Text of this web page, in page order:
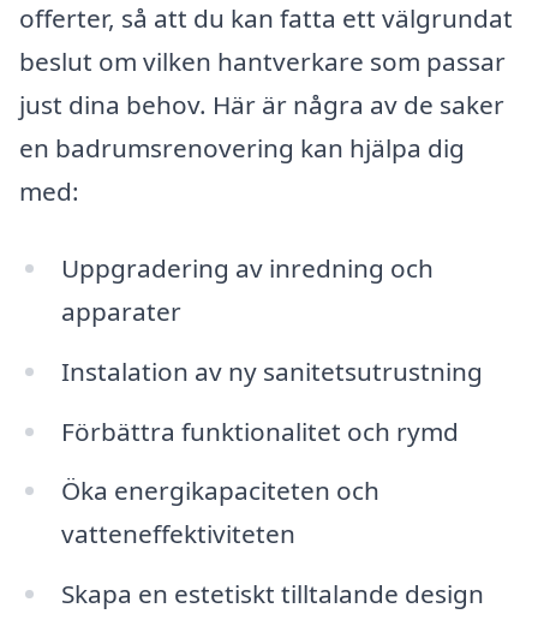
offerter, så att du kan fatta ett välgrundat
beslut om vilken hantverkare som passar
just dina behov. Här är några av de saker
en badrumsrenovering kan hjälpa dig
med:
Uppgradering av inredning och
apparater
Instalation av ny sanitetsutrustning
Förbättra funktionalitet och rymd
Öka energikapaciteten och
vatteneffektiviteten
Skapa en estetiskt tilltalande design